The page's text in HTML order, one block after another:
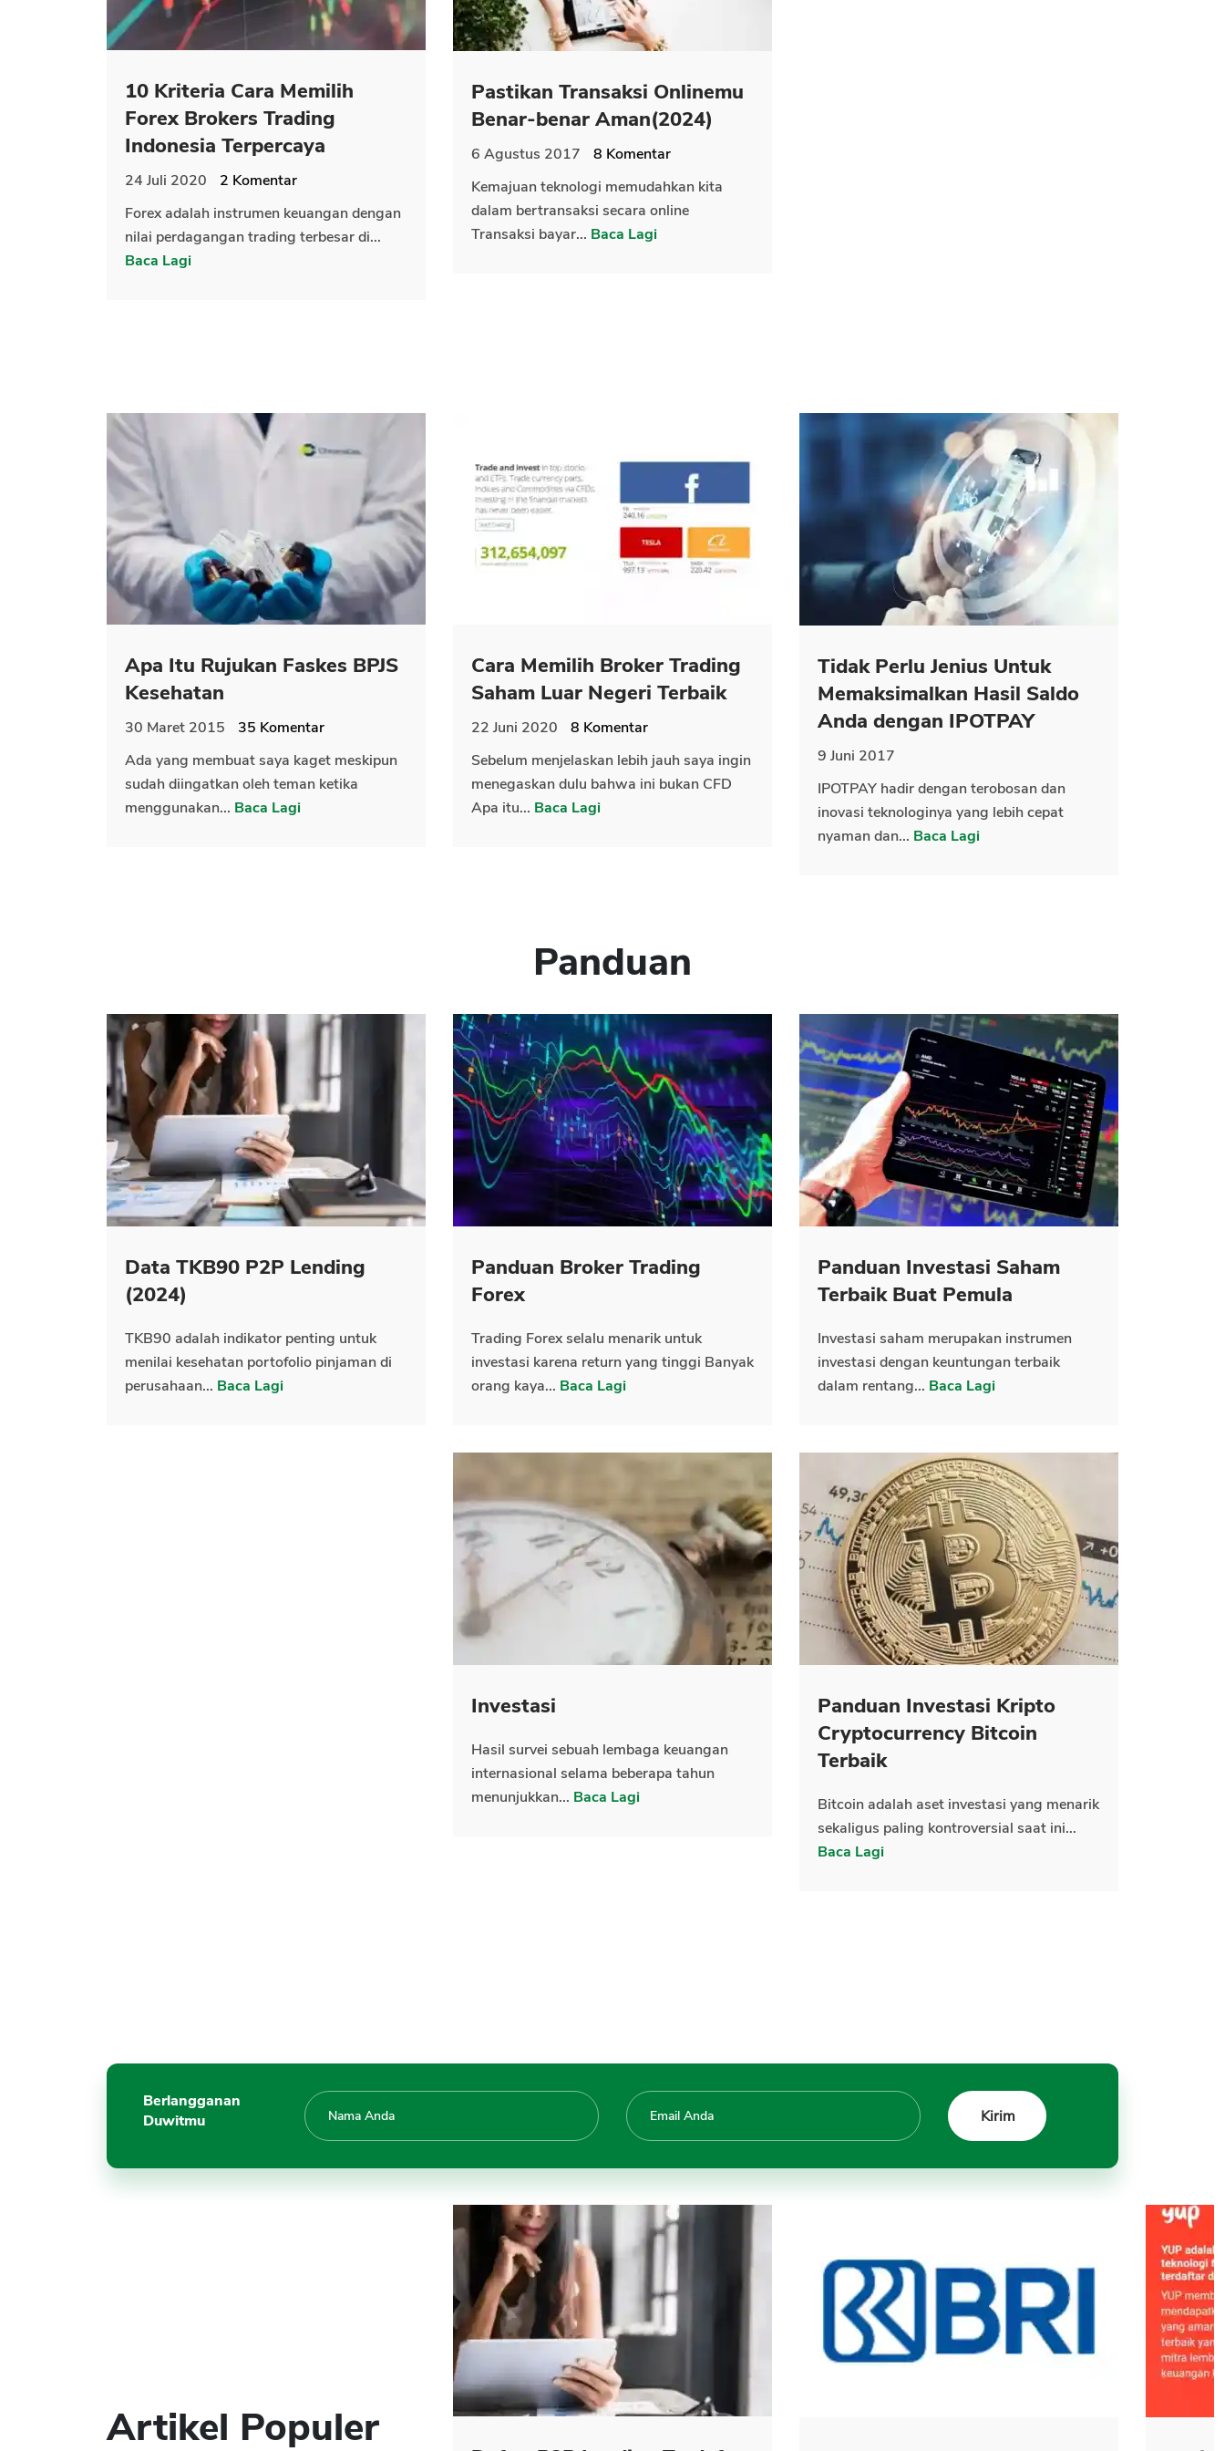
10 Kriteria Cara Memilih
Forex Brokers Trading
Indonesia Terpercaya
24 Juli 2020 2 Komentar
Forex adalah instrumen keuangan dengan
nilai perdagangan trading terbesar di...
Baca Lagi
Pastikan Transaksi Onlinemu
Benar-benar Aman(2024)
6 Agustus 2017 8 Komentar
Kemajuan teknologi memudahkan kita
dalam bertransaksi secara online
Transaksi bayar... Baca Lagi
Apa Itu Rujukan Faskes BPJS
Kesehatan
30 Maret 2015 35 Komentar
Ada yang membuat saya kaget meskipun
sudah diingatkan oleh teman ketika
menggunakan... Baca Lagi
Cara Memilih Broker Trading
Saham Luar Negeri Terbaik
22 Juni 2020 8 Komentar
Sebelum menjelaskan lebih jauh saya ingin
menegaskan dulu bahwa ini bukan CFD
Apa itu... Baca Lagi
Tidak Perlu Jenius Untuk
Memaksimalkan Hasil Saldo
Anda dengan IPOTPAY
9 Juni 2017
IPOTPAY hadir dengan terobosan dan
inovasi teknologinya yang lebih cepat
nyaman dan... Baca Lagi
Panduan
Data TKB90 P2P Lending
(2024)
TKB90 adalah indikator penting untuk
menilai kesehatan portofolio pinjaman di
perusahaan... Baca Lagi
Panduan Broker Trading
Forex
Trading Forex selalu menarik untuk
investasi karena return yang tinggi Banyak
orang kaya... Baca Lagi
Panduan Investasi Saham
Terbaik Buat Pemula
Investasi saham merupakan instrumen
investasi dengan keuntungan terbaik
dalam rentang... Baca Lagi
Investasi
Hasil survei sebuah lembaga keuangan
internasional selama beberapa tahun
menunjukkan... Baca Lagi
Panduan Investasi Kripto
Cryptocurrency Bitcoin
Terbaik
Bitcoin adalah aset investasi yang menarik
sekaligus paling kontroversial saat ini...
Baca Lagi
Berlangganan
Duwitmu
Artikel Populer
CANCEL